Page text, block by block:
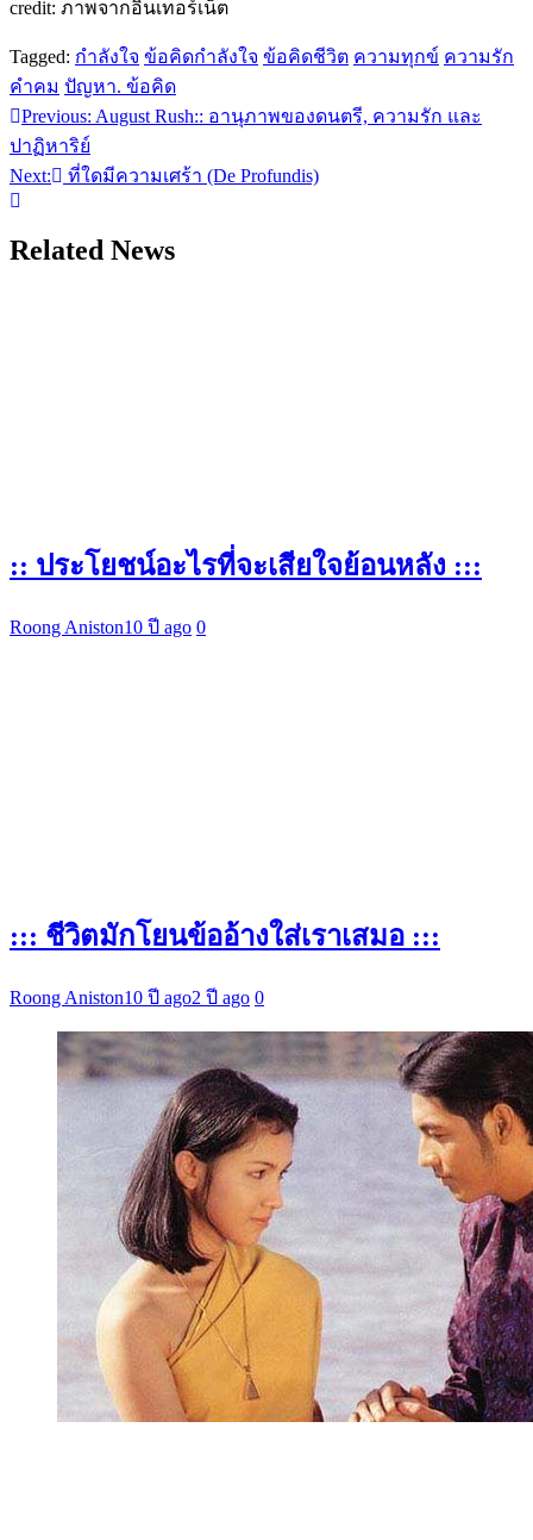
credit: ภาพจากอินเทอร์เน็ต
Tagged: กำลังใจ ข้อคิดกำลังใจ ข้อคิดชีวิต ความทุกข์ ความรัก
คำคม ปัญหา. ข้อคิด
แนะแนว
เรื่อง
Previous: August Rush:: อานุภาพของดนตรี, ความรัก และ
ปาฏิหาริย์
Next:
ที่ใดมีความเศร้า (De Profundis)
Related News
:: ประโยชน์อะไรที่จะเสียใจย้อนหลัง :::
Roong Aniston10 ปี ago 0
::: ชีวิตมักโยนข้ออ้างใส่เราเสมอ :::
Roong Aniston10 ปี ago2 ปี ago 0